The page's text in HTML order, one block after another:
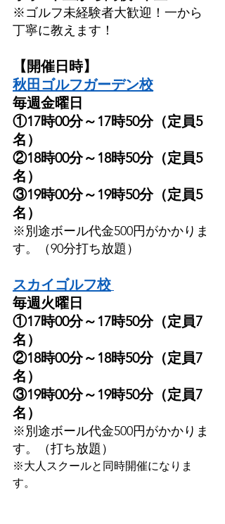
※ゴルフ未経験者大歓迎！一から
丁寧に教えます！
【開催日時】
秋田ゴルフガーデン校
毎週金曜日
①17時00分～17時50分（定員5
名）
②18時00分～18時50分（定員5
名）
③19時00分～19時50分（定員5
名）
※別途ボール代金500円がかかりま
す。（90分打ち放題）
スカイゴルフ校
毎週火曜日
①17時00分～17時50分（定員7
名）
②18時00分～18時50分（定員7
名）
③19時00分～19時50分（定員7
名）
※別途ボール代金500円がかかりま
す。（打ち放題）
※大人スクールと同時開催になりま
す。